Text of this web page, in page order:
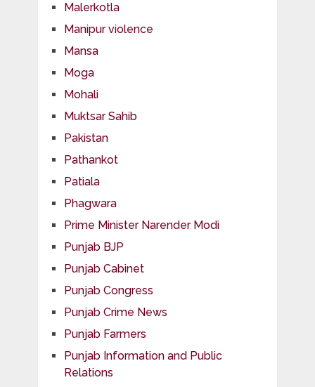
Malerkotla
Manipur violence
Mansa
Moga
Mohali
Muktsar Sahib
Pakistan
Pathankot
Patiala
Phagwara
Prime Minister Narender Modi
Punjab BJP
Punjab Cabinet
Punjab Congress
Punjab Crime News
Punjab Farmers
Punjab Information and Public
Relations